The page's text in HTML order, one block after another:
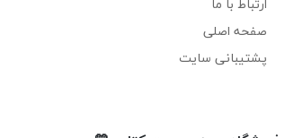
صفحه اصلی
پشتیبانی سایت